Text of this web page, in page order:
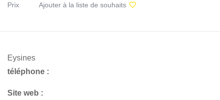
Prix Ajouter à la liste de souhaits
Eysines
téléphone :
Site web :